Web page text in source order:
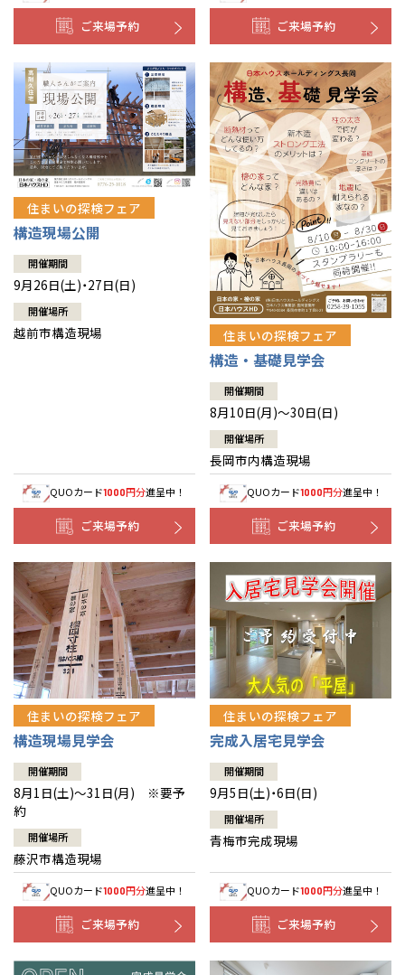
ご来場予約 ご来場予約
住まいの探検フェア
構造現場公開
開催期間
9月26日(土)・27日(日)
開催場所
越前市構造現場
QUOカード1000円分進呈中！
ご来場予約
住まいの探検フェア
構造・基礎見学会
開催期間
8月10日(月)～30日(日)
開催場所
長岡市内構造現場
QUOカード1000円分進呈中！
ご来場予約
住まいの探検フェア
構造現場見学会
開催期間
8月1日(土)～31日(月) ※要予
約
開催場所
藤沢市構造現場
QUOカード1000円分進呈中！
ご来場予約
住まいの探検フェア
完成入居宅見学会
開催期間
9月5日(土)・6日(日)
開催場所
青梅市完成現場
QUOカード1000円分進呈中！
ご来場予約